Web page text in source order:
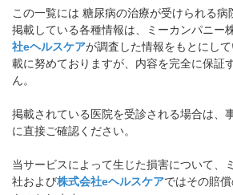
この一覧には 糖尿病の治療が受けられる病
掲載している各種情報は、ミーカンパニー
社eヘルスケアが調査した情報をもとにし
載に努めておりますが、内容を完全に保証
ん。
掲載されている医院を受診される場合は、
に直接ご確認ください。
当サービスによって生じた損害について、
社および株式会社eヘルスケアではその賠